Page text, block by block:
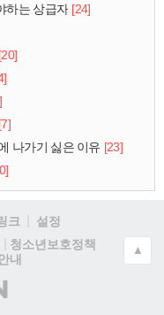
하는 상급자 [24]
[20]
[7]
나가기 싫은 이유 [23]
크
설정
청소년보호정책
내
▲